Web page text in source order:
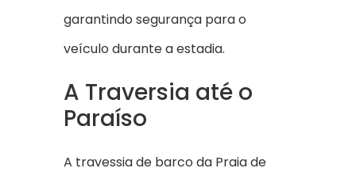
garantindo segurança para o
veículo durante a estadia.
A Traversia até o
Paraíso
A travessia de barco da Praia de